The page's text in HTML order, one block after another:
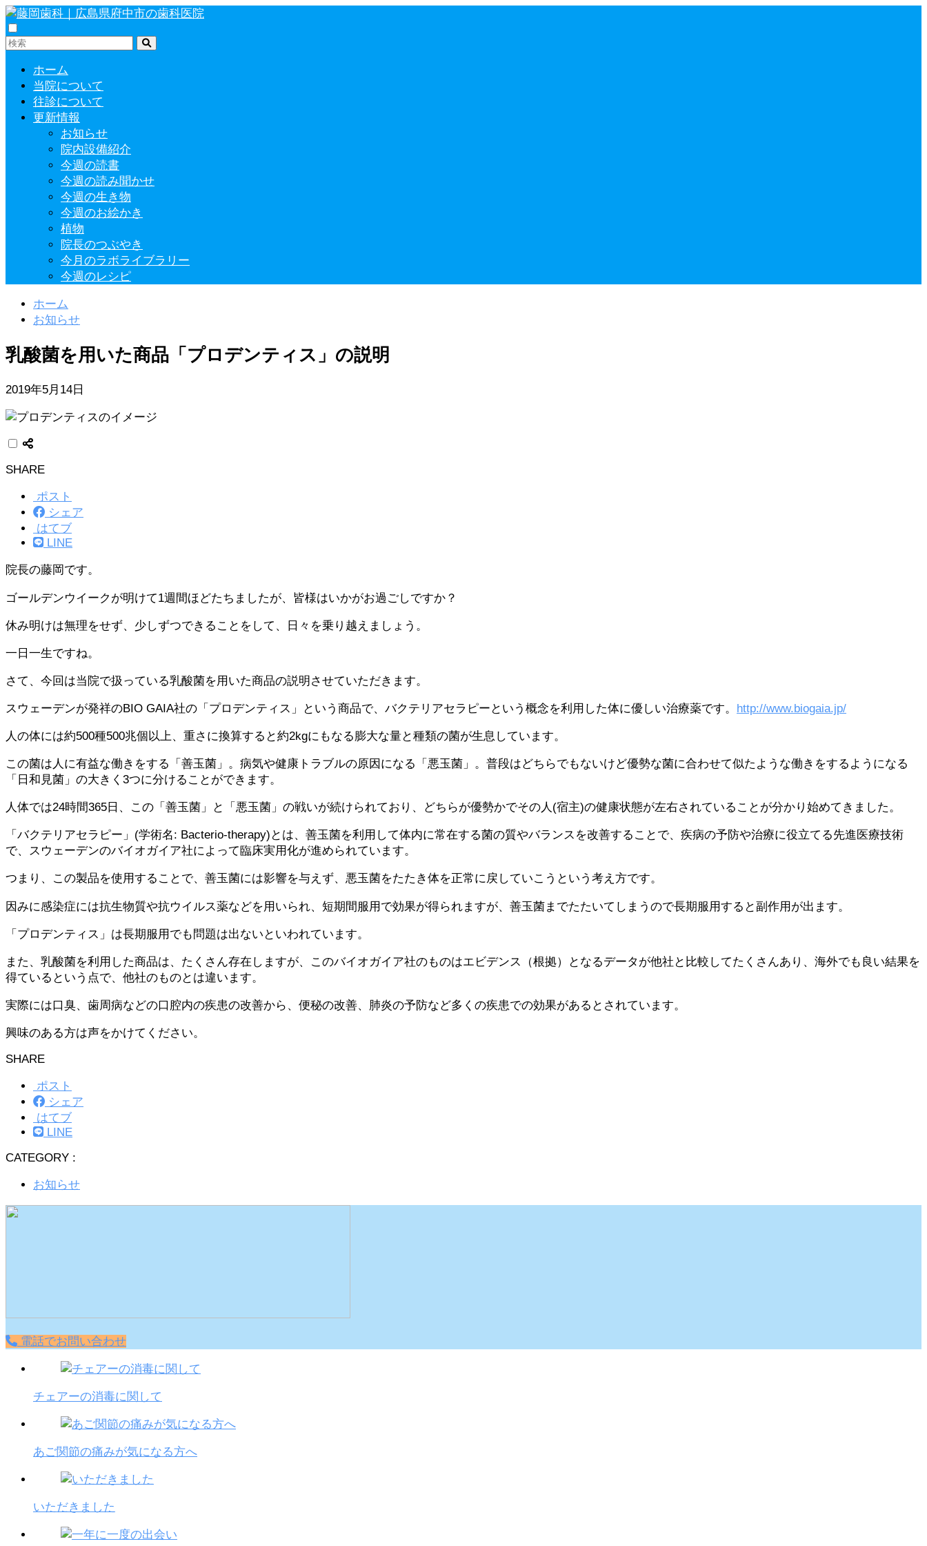
ホーム
当院について
往診について
更新情報
お知らせ
院内設備紹介
今週の読書
今週の読み聞かせ
今週の生き物
今週のお絵かき
植物
院長のつぶやき
今月のラボライブラリー
今週のレシピ
ホーム
お知らせ
乳酸菌を用いた商品「プロデンティス」の説明
2019年5月14日
SHARE
ポスト
シェア
はてブ
LINE
院長の藤岡です。
ゴールデンウイークが明けて1週間ほどたちましたが、皆様はいかがお過ごしですか？
休み明けは無理をせず、少しずつできることをして、日々を乗り越えましょう。
一日一生ですね。
さて、今回は当院で扱っている乳酸菌を用いた商品の説明させていただきます。
スウェーデンが発祥のBIO GAIA社の「プロデンティス」という商品で、バクテリアセラピーという概念を利用した体に優しい治療薬です。 http://www.biogaia.jp/
人の体には約500種500兆個以上、重さに換算すると約2kgにもなる膨大な量と種類の菌が生息しています。
この菌は人に有益な働きをする「善玉菌」。病気や健康トラブルの原因になる「悪玉菌」。普段はどちらでもないけど優勢な菌に合わせて似たような働きをするようになる
「日和見菌」の大きく3つに分けることができます。
人体では24時間365日、この「善玉菌」と「悪玉菌」の戦いが続けられており、どちらが優勢かでその人(宿主)の健康状態が左右されていることが分かり始めてきました。
「バクテリアセラピー」(学術名: Bacterio-therapy)とは、善玉菌を利用して体内に常在する菌の質やバランスを改善することで、疾病の予防や治療に役立てる先進医療技術
で、スウェーデンのバイオガイア社によって臨床実用化が進められています。
つまり、この製品を使用することで、善玉菌には影響を与えず、悪玉菌をたたき体を正常に戻していこうという考え方です。
因みに感染症には抗生物質や抗ウイルス薬などを用いられ、短期間服用で効果が得られますが、善玉菌までたたいてしまうので長期服用すると副作用が出ます。
「プロデンティス」は長期服用でも問題は出ないといわれています。
また、乳酸菌を利用した商品は、たくさん存在しますが、このバイオガイア社のものはエビデンス（根拠）となるデータが他社と比較してたくさんあり、海外でも良い結果を
得ているという点で、他社のものとは違います。
実際には口臭、歯周病などの口腔内の疾患の改善から、便秘の改善、肺炎の予防など多くの疾患での効果があるとされています。
興味のある方は声をかけてください。
SHARE
ポスト
シェア
はてブ
LINE
CATEGORY :
お知らせ
電話でお問い合わせ
チェアーの消毒に関して
あご関節の痛みが気になる方へ
いただきました